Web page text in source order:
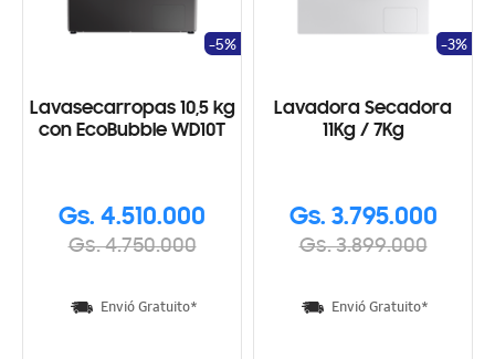
Lavasecarropas 10,5 kg
con EcoBubble WD10T
Gs. 4.510.000
Gs. 4.750.000
-5%
Envió Gratuito*
Lavadora Secadora
11Kg / 7Kg
Gs. 3.795.000
Gs. 3.899.000
-3%
Envió Gratuito*